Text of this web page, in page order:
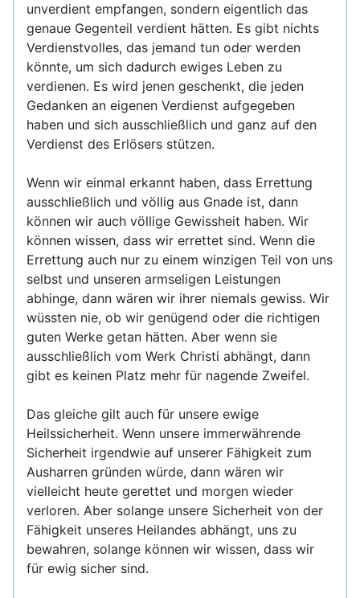
unverdient empfangen, sondern eigentlich das
genaue Gegenteil verdient hätten. Es gibt nichts
Verdienstvolles, das jemand tun oder werden
könnte, um sich dadurch ewiges Leben zu
verdienen. Es wird jenen geschenkt, die jeden
Gedanken an eigenen Verdienst aufgegeben
haben und sich ausschließlich und ganz auf den
Verdienst des Erlösers stützen.
Wenn wir einmal erkannt haben, dass Errettung
ausschließlich und völlig aus Gnade ist, dann
können wir auch völlige Gewissheit haben. Wir
können wissen, dass wir errettet sind. Wenn die
Errettung auch nur zu einem winzigen Teil von uns
selbst und unseren armseligen Leistungen
abhinge, dann wären wir ihrer niemals gewiss. Wir
wüssten nie, ob wir genügend oder die richtigen
guten Werke getan hätten. Aber wenn sie
ausschließlich vom Werk Christi abhängt, dann
gibt es keinen Platz mehr für nagende Zweifel.
Das gleiche gilt auch für unsere ewige
Heilssicherheit. Wenn unsere immerwährende
Sicherheit irgendwie auf unserer Fähigkeit zum
Ausharren gründen würde, dann wären wir
vielleicht heute gerettet und morgen wieder
verloren. Aber solange unsere Sicherheit von der
Fähigkeit unseres Heilandes abhängt, uns zu
bewahren, solange können wir wissen, dass wir
für ewig sicher sind.